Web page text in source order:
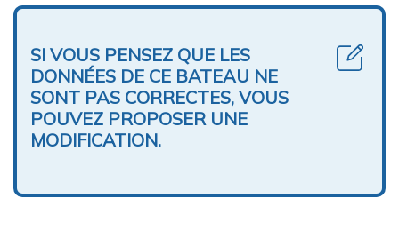
SI VOUS PENSEZ QUE LES
DONNÉES DE CE BATEAU NE
SONT PAS CORRECTES, VOUS
POUVEZ PROPOSER UNE
MODIFICATION.